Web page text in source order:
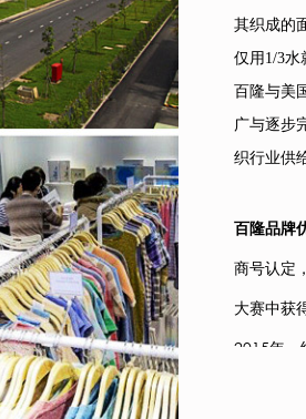
其织成的
仅用1/3水
百隆与美
广与逐步
织行业供
百隆品牌
商号认定
大赛中获
2015年，